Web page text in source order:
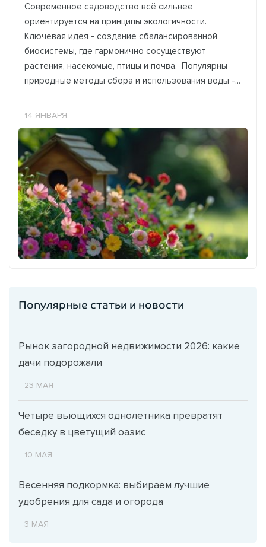
Современное садоводство всё сильнее
ориентируется на принципы экологичности.
Ключевая идея - создание сбалансированной
биосистемы, где гармонично сосуществуют
растения, насекомые, птицы и почва. Популярны
природные методы сбора и использования воды -...
14 ЯНВАРЯ
Популярные статьи и новости
Рынок загородной недвижимости 2026: какие
дачи подорожали
23 МАЯ
Четыре вьющихся однолетника превратят
беседку в цветущий оазис
10 МАЯ
Весенняя подкормка: выбираем лучшие
удобрения для сада и огорода
3 МАЯ